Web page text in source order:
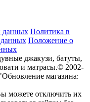
данных Политика в
Положение о
джакузи, батуты,
и матрасы.© 2002-
Обновление магазина:
можете отключить их